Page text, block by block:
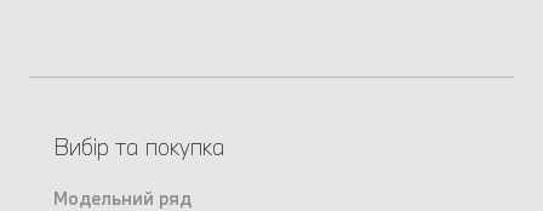
Вибір та покупка
Модельний ряд